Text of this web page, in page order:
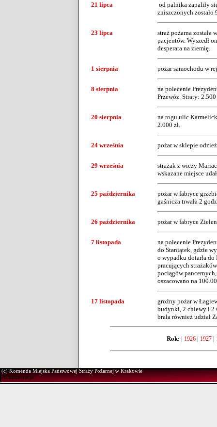
21 lipca
od palnika zapaliły
zniszczonych zostało
23 lipca
straż pożarna została
pacjentów. Wyszedł
desperata na ziemię.
1 sierpnia pożar samochodu w
8 sierpnia
na polecenie
Przewóz. Straty: 2.500
20 sierpnia
na rogu ulic
2.000 zł.
24 września pożar w sklepie
29 września
strażak z wieży
wskazane miejsce
25 października
pożar w fabryce
gaśnicza trwała 2
26 października pożar w fabryce
7 listopada
na polecenie
do Staniątek, gdzie
o wypadku dotarła do
pracujących
pociągów
oszacowano na
17 listopada
groźny pożar w
budynki, 2 chlewy i 2
brała również udział
Rok: | 1926 | 1927 |
(c) Komenda Miejska Państwowej Straży Pożarnej w Krakowie
Administracja